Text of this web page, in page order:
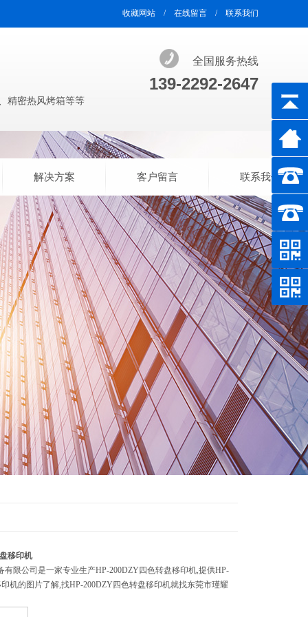
收藏网站 / 在线留言 / 联系我们
精密热风烤箱等等
全国服务热线
139-2292-2647
解决方案 客户留言 联系我们
移印机
有限公司是一家专业生产HP-200DZY四色转盘移印机,提供HP-
机的图片了解,找HP-200DZY四色转盘移印机就找东莞市瑾耀